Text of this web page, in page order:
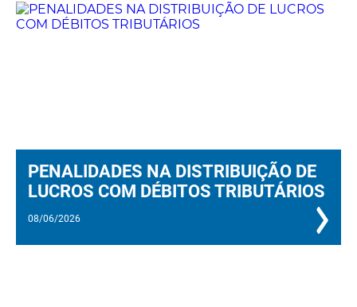
PENALIDADES NA DISTRIBUIÇÃO DE
LUCROS COM DÉBITOS TRIBUTÁRIOS
08/06/2026